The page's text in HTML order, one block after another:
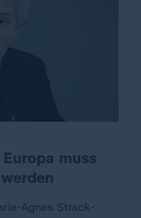
muss
Agnes Strack-